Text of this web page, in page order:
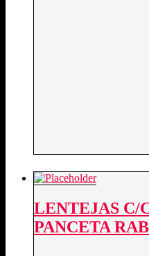
LENTEJAS C/
PANCETA